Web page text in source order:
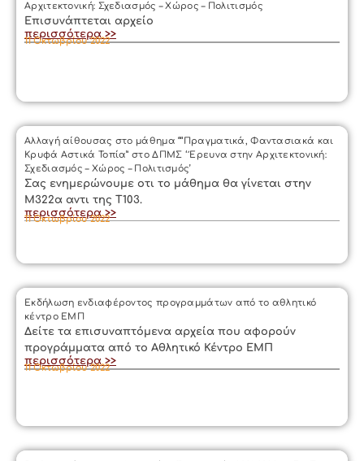
Αρχιτεκτονική: Σχεδιασμός – Χώρος – Πολιτισμός
Επισυνάπτεται αρχείο
περισσότερα >>
11 Οκτωβρίου 2022
Αλλαγή αίθουσας στο μάθημα ““Πραγματικά, Φαντασιακά και
Κρυφά Αστικά Τοπία” στο ΔΠΜΣ ‘ Έρευνα στην Αρχιτεκτονική:
Σχεδιασμός – Χώρος – Πολιτισμός’
Σας ενημερώνουμε οτι το μάθημα θα γίνεται στην
Μ322α αντι της Τ103.
περισσότερα >>
11 Οκτωβρίου 2022
Εκδήλωση ενδιαφέροντος προγραμμάτων από το αθλητικό
κέντρο ΕΜΠ
Δείτε τα επισυναπτόμενα αρχεία που αφορούν
προγράμματα από το Αθλητικό Κέντρο ΕΜΠ
περισσότερα >>
11 Οκτωβρίου 2022